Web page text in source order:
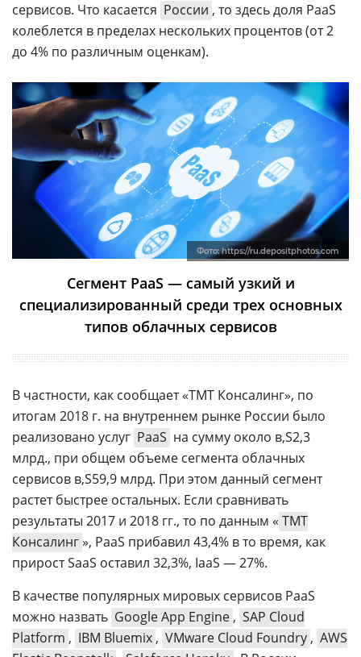
сервисов. Что касается России , то здесь доля PaaS
колеблется в пределах нескольких процентов (от 2
до 4% по различным оценкам).
Фото:https://ru.depositphotos.com
Сегмент PaaS — самый узкий и
специализированный среди трех основных
типов облачных сервисов
В частности, как сообщает «ТМТ Консалинг», по
итогам 2018 г. на внутреннем рынке России было
реализовано услуг PaaS на сумму около
2,3
млрд., при общем объеме сегмента облачных
сервисов
59,9 млрд. При этом данный сегмент
растет быстрее остальных. Если сравнивать
результаты 2017 и 2018 гг., то по данным « ТМТ
Консалинг», PaaS прибавил 43,4% в то время, как
прирост SaaS оставил 32,3%, IaaS — 27%.
В качестве популярных мировых сервисов PaaS
можно назвать Google App Engine, SAP Cloud
Platform , IBM Bluemix, VMware Cloud Foundry, AWS